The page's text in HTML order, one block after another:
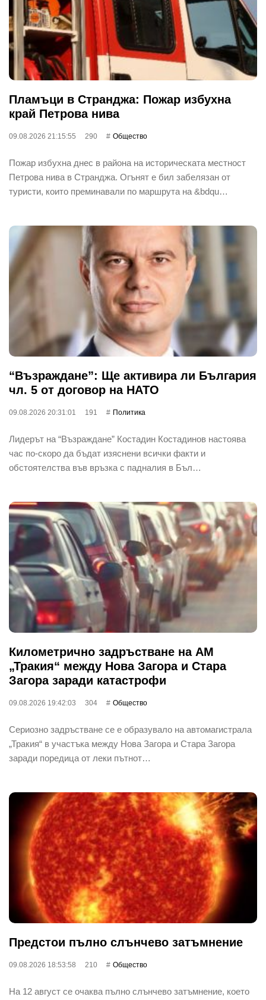
Пламъци в Странджа: Пожар избухна
край Петрова нива
09.08.2026 21:15:55 290 Общество
Пожар избухна днес в района на историческата местност
Петрова нива в Странджа. Огънят е бил забелязан от
туристи, които преминавали по маршрута на &bdqu…
“Възраждане”: Ще активира ли България
чл. 5 от договор на НАТО
09.08.2026 20:31:01 191 Политика
Лидерът на “Възраждане” Костадин Костадинов настоява
час по-скоро да бъдат изяснени всички факти и
обстоятелства във връзка с падналия в Бъл…
Километрично задръстване на АМ
„Тракия“ между Нова Загора и Стара
Загора заради катастрофи
09.08.2026 19:42:03 304 Общество
Сериозно задръстване се е образувало на автомагистрала
„Тракия“ в участъка между Нова Загора и Стара Загора
заради поредица от леки пътнот…
Предстои пълно слънчево затъмнение
09.08.2026 18:53:58 210 Общество
На 12 август се очаква пълно слънчево затъмнение, което